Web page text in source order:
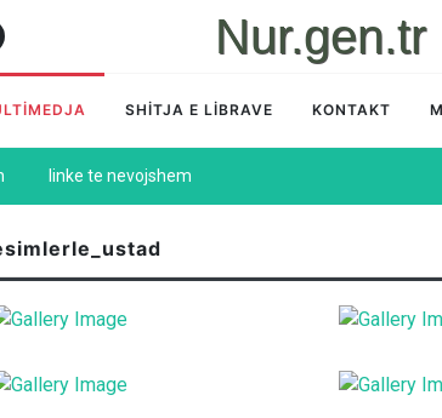
Nur.gen.tr
SHİTJA E LİBRAVE KONTAKT
linke te nevojshem